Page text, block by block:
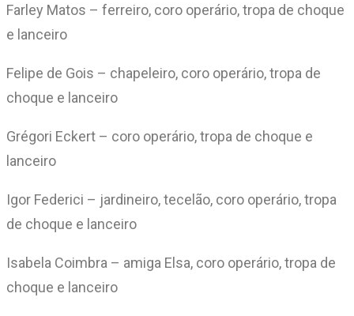
Farley Matos – ferreiro, coro operário, tropa de choque
e lanceiro
Felipe de Gois – chapeleiro, coro operário, tropa de
choque e lanceiro
Grégori Eckert – coro operário, tropa de choque e
lanceiro
Igor Federici – jardineiro, tecelão, coro operário, tropa
de choque e lanceiro
Isabela Coimbra – amiga Elsa, coro operário, tropa de
choque e lanceiro